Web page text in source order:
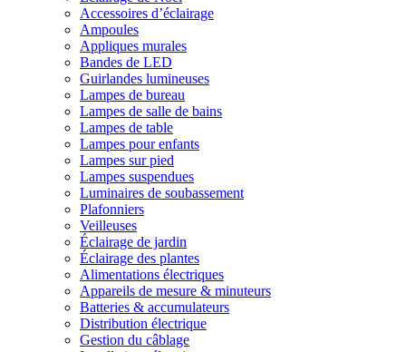
Accessoires d’éclairage
Ampoules
Appliques murales
Bandes de LED
Guirlandes lumineuses
Lampes de bureau
Lampes de salle de bains
Lampes de table
Lampes pour enfants
Lampes sur pied
Lampes suspendues
Luminaires de soubassement
Plafonniers
Veilleuses
Éclairage de jardin
Éclairage des plantes
Alimentations électriques
Appareils de mesure & minuteurs
Batteries & accumulateurs
Distribution électrique
Gestion du câblage